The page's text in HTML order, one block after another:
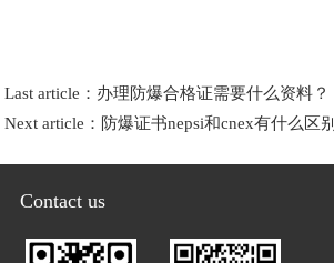
Last article： 办理防爆合格证需要什么资料？
Next article： 防爆证书nepsi和cnex有什么区别
Contact us